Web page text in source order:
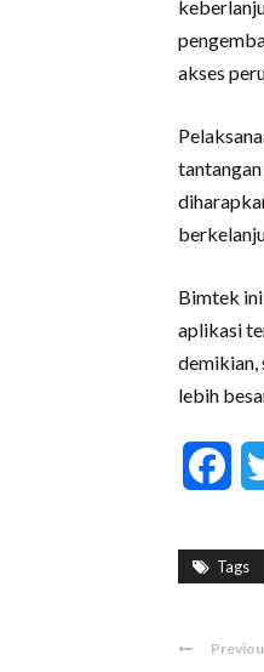
akses
tantangan
Bimtek
aplikasi
demikian,
lebih
Tags